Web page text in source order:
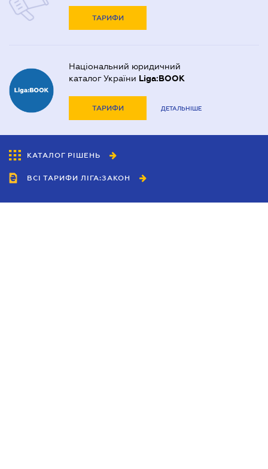
ТАРИФИ
Національний юридичний
каталог України Liga:BOOK
ТАРИФИ ДЕТАЛЬНІШЕ
КАТАЛОГ РІШЕНЬ
ВСІ ТАРИФИ ЛІГА:ЗАКОН